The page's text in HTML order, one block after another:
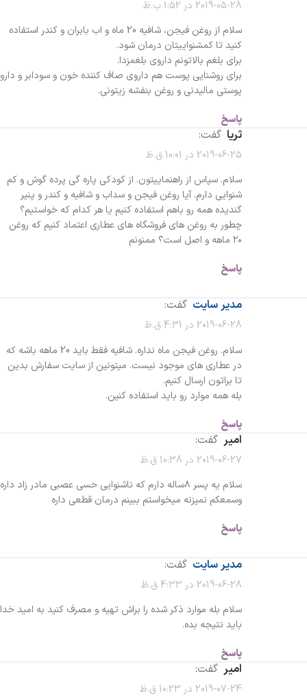
2019-05-28 در 1:52 ب.ظ
سلام از روغن فیجن، شافیه 20 ماه و اب بابران و کندر استفاده
کنید تا کمشنواییتان درمان شود.
برای بلغم بالاتونم داروی بلغمزدا.
برای روشنایی پوست هم داروی صاف کننده خون و سودابر و دارو
پوستی مالیدنی و روغن بنفشه زیتونی.
پاسخ
ثریا گفت:
2019-06-25 در 10:01 ق.ظ
سلام. سپاس از راهنماییتون. از کودکی پاره گی پرده گوش و کم
شنوایی دارم. آیا روغن فیجن و سداب و شافیه و کندر و پنیر
گندیده همه رو باهم استفاده کنیم یا هر کدام که خواستیم؟
چطور به روغن های فروشگاه های عطاری اعتماد کنیم که روغن
۲۰ ماهه و اصل است؟ ممنونم
پاسخ
مدیر سایت گفت:
2019-06-28 در 4:31 ق.ظ
سلام. روغن فیجن ماه نداره. شافیه فقط باید 20 ماهه باشه که
در عطاری های موجود نیست. میتونین از سایت سفارش بدین
تا براتون ارسال کنیم.
بله همه موارد رو باید استفاده کنین.
پاسخ
امیر گفت:
2019-06-27 در 10:38 ق.ظ
سلام یه پسر ۸ساله دارم که ناشنوایی حسی عصبی مادر زاد داره
وسمعکم نمیزنه میخواستم ببینم درمان قطعی داره
پاسخ
مدیر سایت گفت:
2019-06-28 در 4:33 ق.ظ
سلام بله موارد ذکر شده را براش تهیه و مصرف کنید به امید خدا
باید نتیجه بده.
پاسخ
امیر گفت:
2019-07-24 در 10:23 ق.ظ